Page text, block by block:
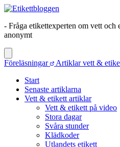
- Fråga etikettexperten om vett och
anonymt
Föreläsningar
Artiklar vett &
Start
Senaste artiklarna
Vett & etikett artiklar
Vett & etikett på video
Stora dagar
Svåra stunder
Klädkoder
Utlandets etikett